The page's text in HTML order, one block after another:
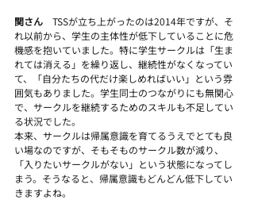
関さん TSSが立ち上がったのは2014年ですが、そ
れ以前から、学生の主体性が低下していることに危
機感を抱いていました。特に学生サークルは「生ま
れては消える」を繰り返し、継続性がなくなってい
て、「自分たちの代だけ楽しめればいい」という雰
囲気もありました。学生同士のつながりにも無関心
で、サークルを継続するためのスキルも不足してい
る状況でした。
本来、サークルは帰属意識を育てるうえでとても良
い場なのですが、そもそものサークル数が減り、
「入りたいサークルがない」という状態になってし
まう。そうなると、帰属意識もどんどん低下してい
きますよね。